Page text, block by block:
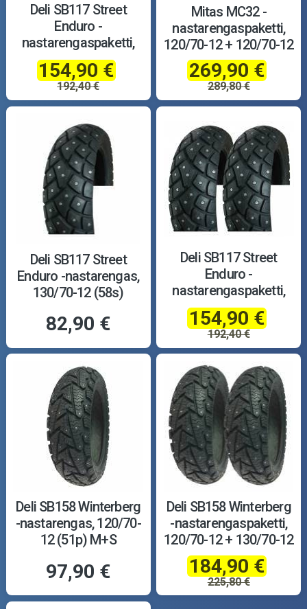
Deli SB117 Street
Enduro -
nastarengaspaketti,
120/70-12 + 130/70-12
154,90 €
192,40 €
Mitas MC32 -
nastarengaspaketti,
120/70-12 + 120/70-12
269,90 €
289,80 €
Deli SB117 Street
Enduro -nastarengas,
130/70-12 (58s)
82,90 €
Deli SB117 Street
Enduro -
nastarengaspaketti,
120/70-12 + 120/70-12
154,90 €
192,40 €
Deli SB158 Winterberg
-nastarengas, 120/70-
12 (51p) M+S
97,90 €
Deli SB158 Winterberg
-nastarengaspaketti,
120/70-12 + 130/70-12
184,90 €
225,80 €